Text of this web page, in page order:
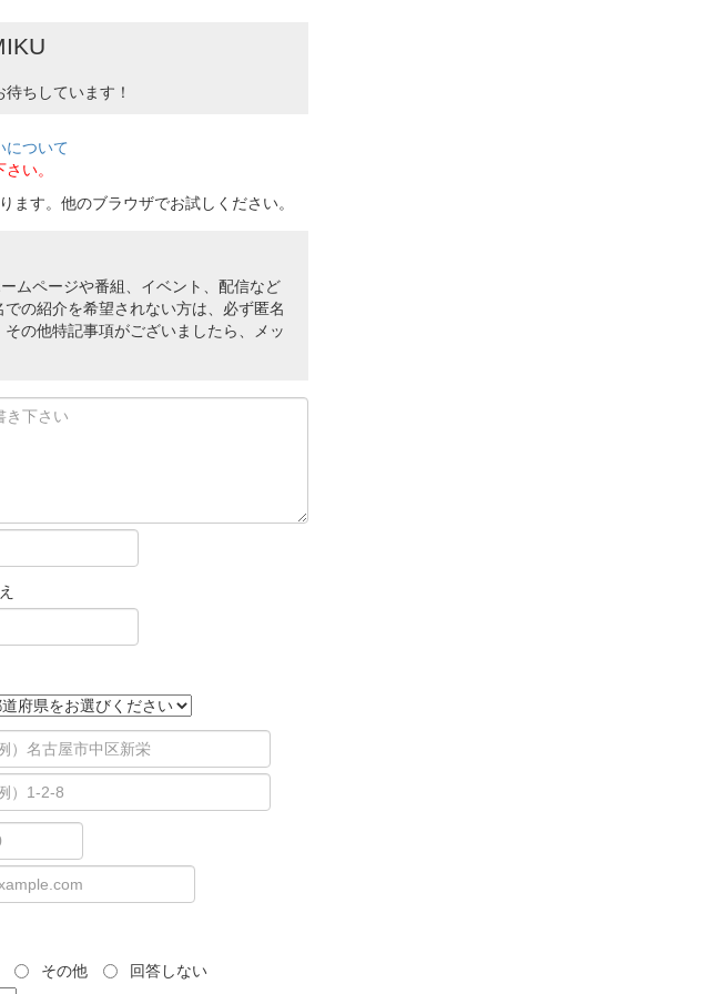
ちしています！
について
い。
す。他のブラウザでお試しください。
ムページや番組、イベント、配信など
の紹介を希望されない方は、必ず匿名
の他特記事項がございましたら、メッ
その他 回答しない